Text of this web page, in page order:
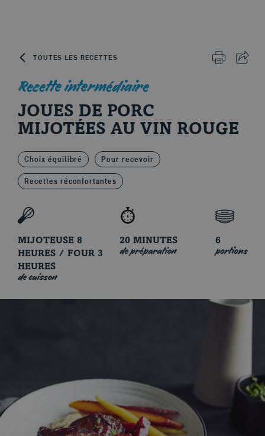
Le porc d'ici
TOUTES LES RECETTES IMPRIMER
Recette intermédiaire
JOUES DE PORC
MIJOTÉES AU VIN ROUGE
Choix équilibré Pour recevoir
Recettes réconfortantes
MIJOTEUSE 8
HEURES / FOUR 3
HEURES
de cuisson
20 MINUTES
de préparation
6
portions